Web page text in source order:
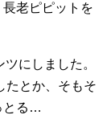
老ピピットを
にしました。
たとか、そもそ
とる…